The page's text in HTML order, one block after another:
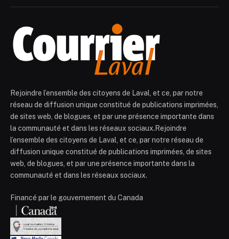
Rejoindre l’ensemble des citoyens de Laval, et ce, par notre
réseau de diffusion unique constitué de publications imprimées,
de sites web, de blogues, et par une présence importante dans
la communauté et dans les réseaux sociaux.Rejoindre
l’ensemble des citoyens de Laval, et ce, par notre réseau de
diffusion unique constitué de publications imprimées, de sites
web, de blogues, et par une présence importante dans la
communauté et dans les réseaux sociaux.
Financé par le gouvernement du Canada